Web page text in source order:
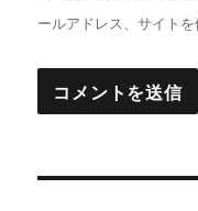
ールアドレス、サイトを